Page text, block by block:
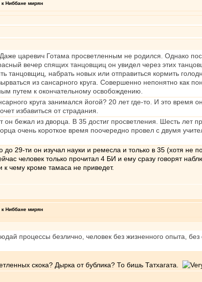
Ниббане мирян
царевич Готама просветленным не родился. Однако
вечер спящих танцовщиц он увидел через этих
танцовщиц, набрать новых или отправиться кормить
из сансарного круга. Совершенно непонятно как
путем к окончательному освобождению.
круга занимался йогой? 20 лет где-то. И это время
избавиться от страдания.
бежал из дворца. В 35 достиг просветления. Шесть лет
очень короткое время поочередно провел с двумя
29-ти он изучал науки и ремесла и только в 35 (хотя не
человек только прочитал 4 БИ и ему сразу говорят
чему кроме тамаса не приведет.
Ниббане мирян
процессы безлично, человек без жизненного опыта,
скока? Дырка от бублика? То бишь Татхагата.